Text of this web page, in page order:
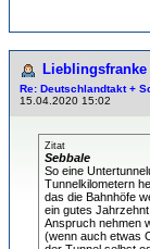
Lieblingsfranke
Re: Deutschlandtakt +
15.04.2020 15:02
Zitat
Sebbale
So eine
Tunnelkilometern
das die Bahnhöfe
ein gutes
Anspruch nehmen
(wenn auch etwas